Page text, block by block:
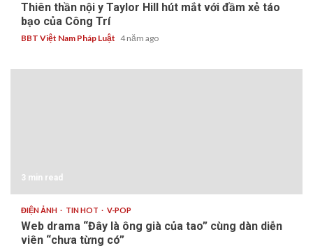
Thiên thần nội y Taylor Hill hút mắt với đầm xẻ táo
bạo của Công Trí
BBT Việt Nam Pháp Luật 4 năm ago
3 min read
ĐIỆN ẢNH TIN HOT V-POP
Web drama “Đây là ông già của tao” cùng dàn diễn
viên “chưa từng có”